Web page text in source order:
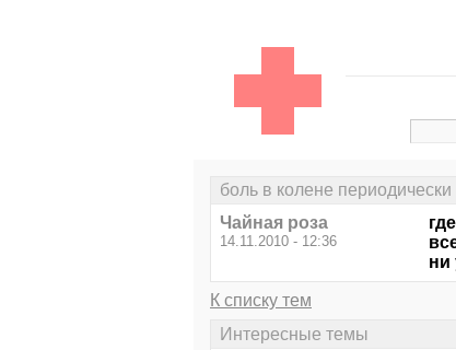
боль в колене периодически
Чайная роза
14.11.2010 - 12:36
ни
К списку тем
Интересные темы